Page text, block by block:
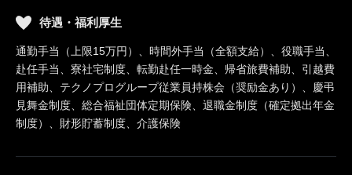
待遇・福利厚生
通勤手当（上限15万円）、時間外手当（全額支給）、役職手当、
赴任手当、寮社宅制度、転勤赴任一時金、帰省旅費補助、引越費
用補助、テクノプログループ従業員持株会（奨励金あり）、慶弔
見舞金制度、総合福祉団体定期保険、退職金制度（確定拠出年金
制度）、財形貯蓄制度、介護保険